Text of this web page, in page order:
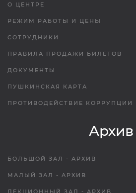
О ЦЕНТРЕ
РЕЖИМ РАБОТЫ И ЦЕНЫ
СОТРУДНИКИ
ПРАВИЛА ПРОДАЖИ БИЛЕТОВ
ДОКУМЕНТЫ
ПУШКИНСКАЯ КАРТА
ПРОТИВОДЕЙСТВИЕ КОРРУПЦИИ
Архив
БОЛЬШОЙ ЗАЛ - АРХИВ
МАЛЫЙ ЗАЛ - АРХИВ
ЛЕКЦИОННЫЙ ЗАЛ - АРХИВ